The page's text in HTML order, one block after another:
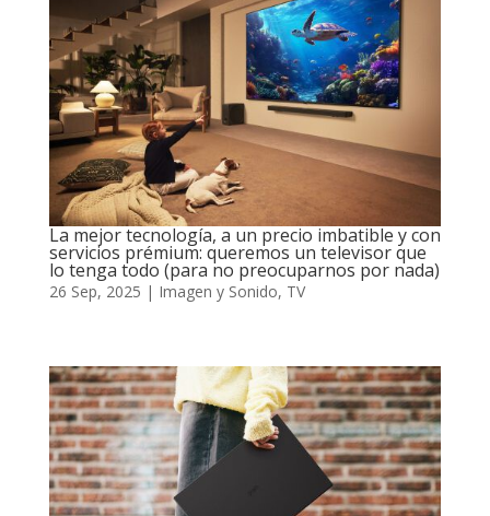
La mejor tecnología, a un precio imbatible y con
servicios prémium: queremos un televisor que
lo tenga todo (para no preocuparnos por nada)
26 Sep, 2025 | Imagen y Sonido, TV